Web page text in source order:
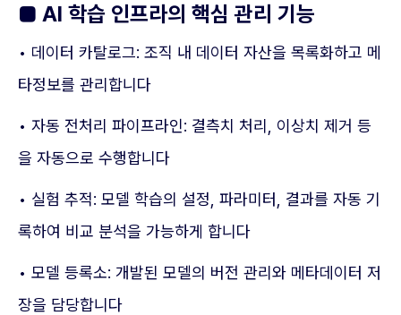
■ AI 학습 인프라의 핵심 관리 기능
• 데이터 카탈로그: 조직 내 데이터 자산을 목록화하고 메
타정보를 관리합니다
• 자동 전처리 파이프라인: 결측치 처리, 이상치 제거 등
을 자동으로 수행합니다
• 실험 추적: 모델 학습의 설정, 파라미터, 결과를 자동 기
록하여 비교 분석을 가능하게 합니다
• 모델 등록소: 개발된 모델의 버전 관리와 메타데이터 저
장을 담당합니다